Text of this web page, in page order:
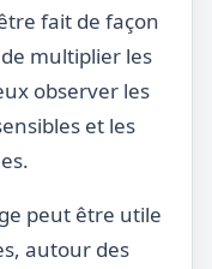
fait de façon
de multiplier les
observer les
et les
peut être utile
autour des